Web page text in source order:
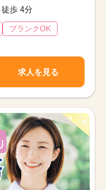
歩 4分
ブランクOK
求人を見る